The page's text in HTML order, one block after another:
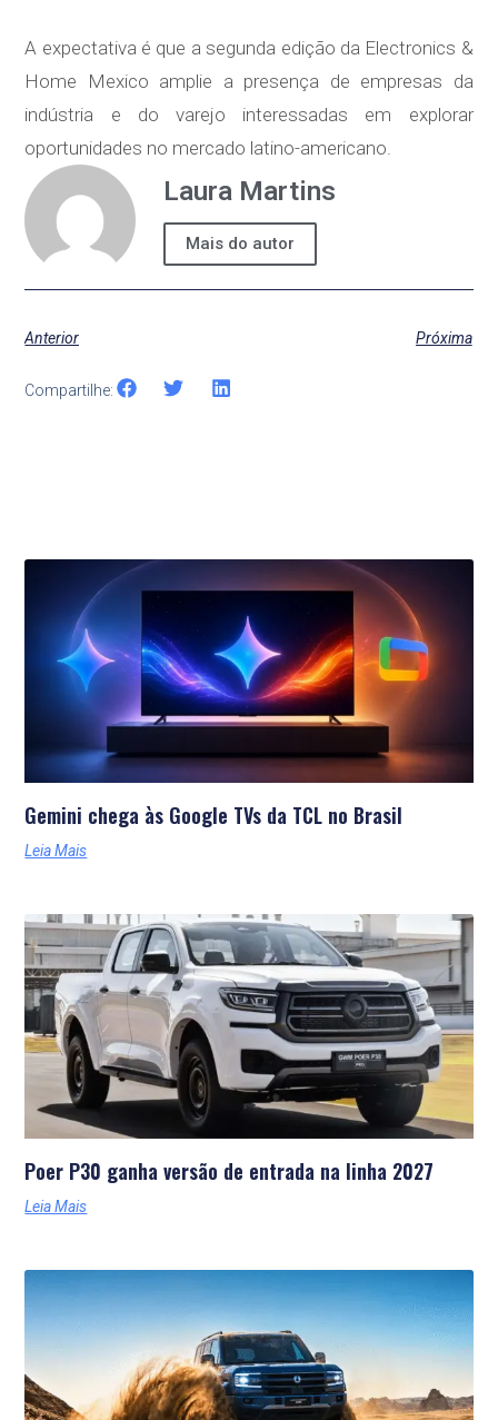
A expectativa é que a segunda edição da Electronics &
Home Mexico amplie a presença de empresas da
indústria e do varejo interessadas em explorar
oportunidades no mercado latino-americano.
Laura Martins
Mais do autor
Anterior Próxima
Compartilhe:
Últimas Notícias
Gemini chega às Google TVs da TCL no Brasil
Leia Mais
Poer P30 ganha versão de entrada na linha 2027
Leia Mais